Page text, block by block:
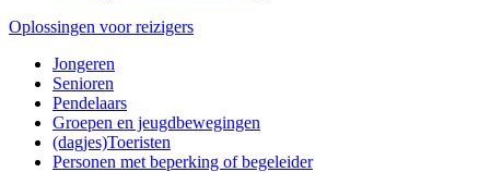
Oplossingen voor reizigers
Jongeren
Senioren
Pendelaars
Groepen en jeugdbewegingen
(dagjes)Toeristen
Personen met beperking of begeleider